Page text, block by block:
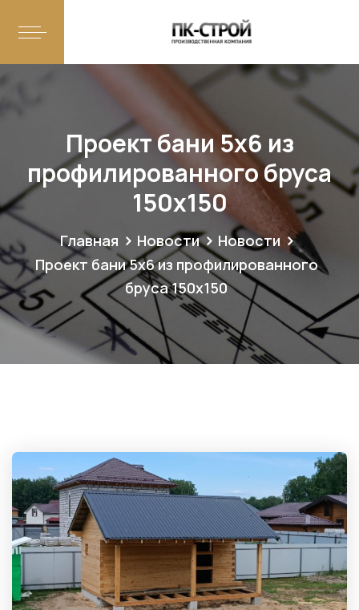
Проект бани 5х6 из
профилированного бруса
150х150
Главная Новости
Новости
Проект бани 5х6 из профилированного
бруса 150х150